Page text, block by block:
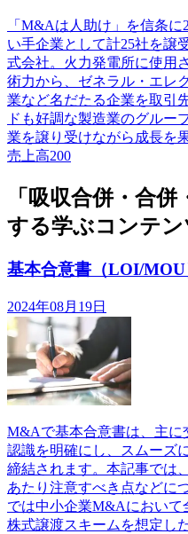
「M&Aは人助け」を信条
い手企業として計25社を譲
式会社。火力発電所に使用
術力から、ゼネラル・エレ
業など名だたる企業を取引
ドも好調な製造業のグルー
業を譲り受けながら成長を
売上高200
「吸収合併・合
する学ぶコンテン
基本合意書（LOI/
2024年08月19日
M&Aで基本合意書は、主に
認識を明確にし、スムーズ
締結されます。本記事では
あたり注意すべき点などに
では中小企業M&Aにおいて
株式譲渡スキームを想定し